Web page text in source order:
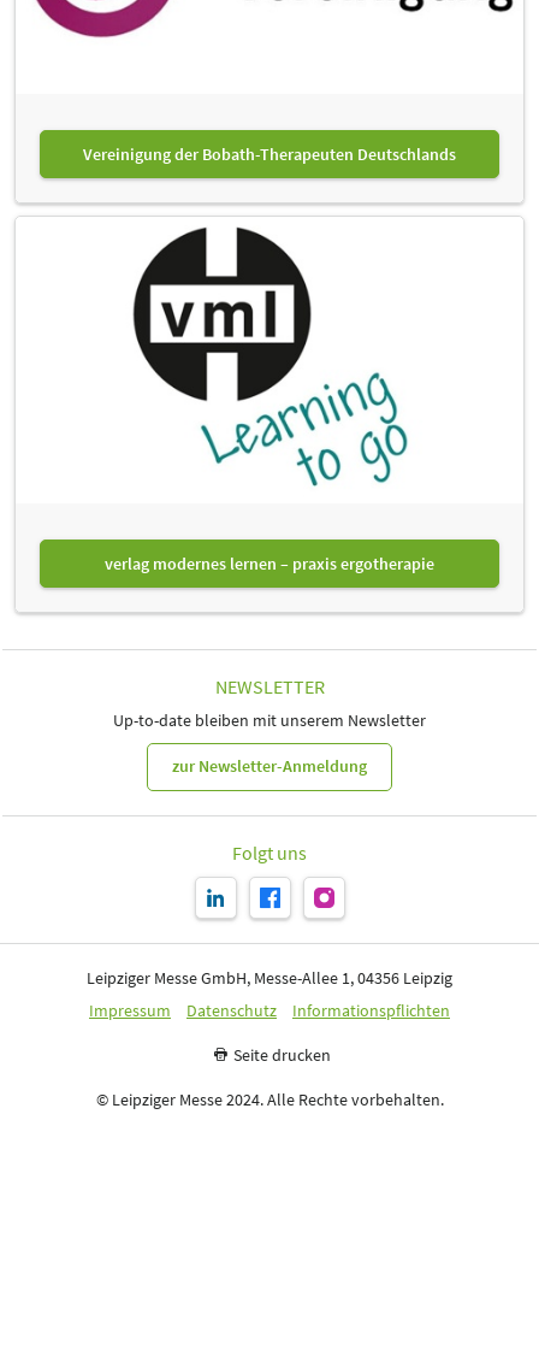
Vereinigung der Bobath-Therapeuten Deutschlands
verlag modernes lernen – praxis ergotherapie
NEWSLETTER
Up-to-date bleiben mit unserem Newsletter
zur Newsletter-Anmeldung
Folgt uns
Leipziger Messe GmbH, Messe-Allee 1, 04356 Leipzig
Impressum
Datenschutz Informationspflichten
Seite drucken
© Leipziger Messe 2024. Alle Rechte vorbehalten.